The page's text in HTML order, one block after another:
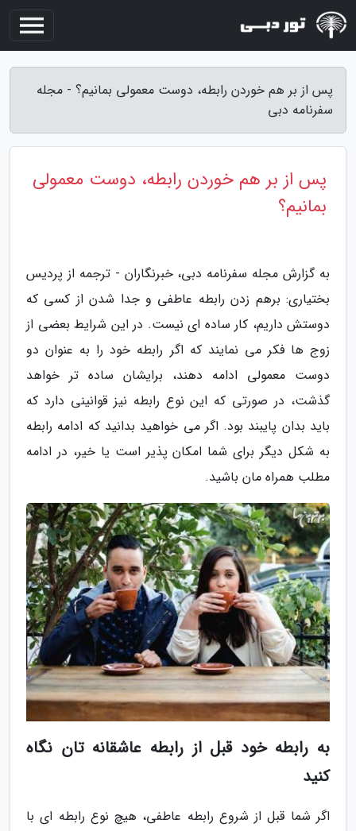
پس از بر هم خوردن رابطه، دوست معمولی بمانیم؟ - مجله
سفرنامه دبی
پس از بر هم خوردن رابطه، دوست معمولی
بمانیم؟
به گزارش مجله سفرنامه دبی، خبرنگاران - ترجمه از پردیس
بختیاری: برهم زدن رابطه عاطفی و جدا شدن از کسی که
دوستش داریم، کار ساده ای نیست. در این شرایط بعضی از
زوج ها فکر می نمایند که اگر رابطه خود را به عنوان دو
دوست معمولی ادامه دهند، برایشان ساده تر خواهد
گذشت، در صورتی که این نوع رابطه نیز قوانینی دارد که
باید بدان پایبند بود. اگر می خواهید بدانید که ادامه رابطه
به شکل دیگر برای شما امکان پذیر است یا خیر، در ادامه
مطلب همراه مان باشید.
به رابطه خود قبل از رابطه عاشقانه تان نگاه
کنید
اگر شما قبل از شروع رابطه عاطفی، هیچ نوع رابطه ای با